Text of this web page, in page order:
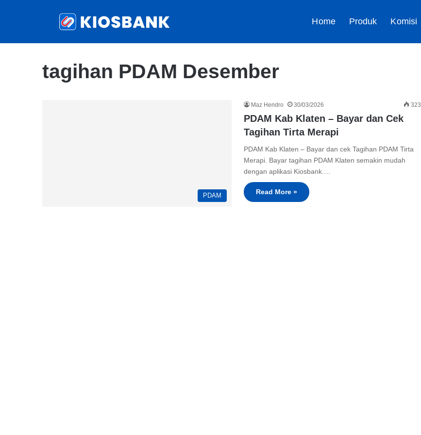
Home Produk Komisi
tagihan PDAM Desember
PDAM
Maz Hendro 30/03/2026 323
PDAM Kab Klaten – Bayar dan Cek
Tagihan Tirta Merapi
PDAM Kab Klaten – Bayar dan cek Tagihan PDAM Tirta
Merapi. Bayar tagihan PDAM Klaten semakin mudah
dengan aplikasi Kiosbank.…
Read More »